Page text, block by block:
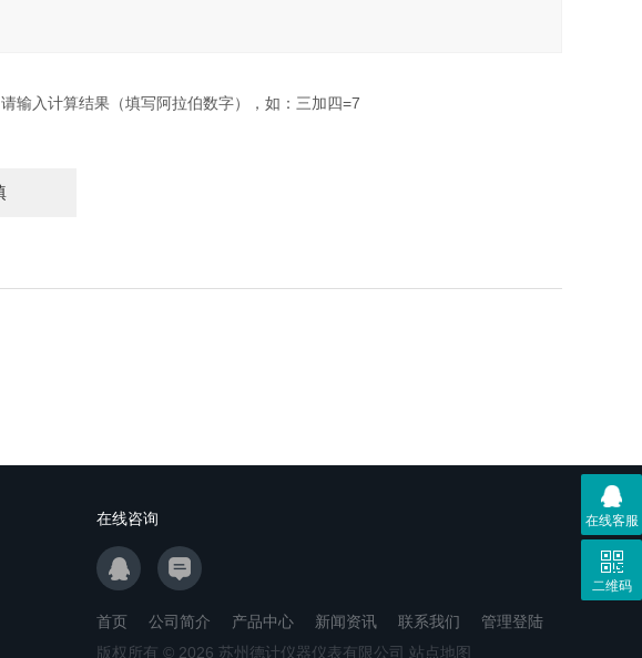
请输入计算结果（填写阿拉伯数字），如：三加四=7
在线咨询
首页 公司简介 产品中心 新闻资讯 联系我们
管理登陆
版权所有 © 2026 苏州德计仪器仪表有限公司 站点地图
在线客服
二维码